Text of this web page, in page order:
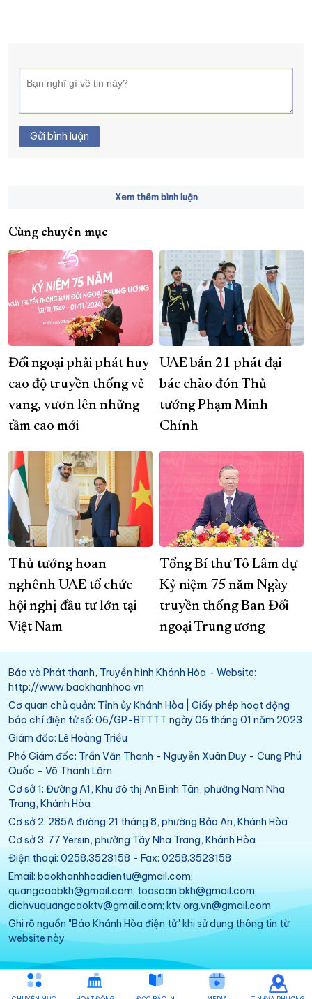
Gửi bình luận
Xem thêm bình luận
Cùng chuyên mục
Đối ngoại phải phát huy
cao độ truyền thống vẻ
vang, vươn lên những
tầm cao mới
UAE bắn 21 phát đại
bác chào đón Thủ
tướng Phạm Minh
Chính
Thủ tướng hoan
nghênh UAE tổ chức
hội nghị đầu tư lớn tại
Việt Nam
Tổng Bí thư Tô Lâm dự
Kỷ niệm 75 năm Ngày
truyền thống Ban Đối
ngoại Trung ương
Báo và Phát thanh, Truyền hình Khánh Hòa - Website:
http://www.baokhanhhoa.vn
Cơ quan chủ quản: Tỉnh ủy Khánh Hòa | Giấy phép hoạt động
báo chí điện tử số: 06/GP-BTTTT ngày 06 tháng 01 năm 2023
Giám đốc: Lê Hoàng Triều
Phó Giám đốc: Trần Văn Thanh - Nguyễn Xuân Duy - Cung Phú
Quốc - Võ Thanh Lâm
Cơ sở 1: Đường A1, Khu đô thị An Bình Tân, phường Nam Nha
Trang, Khánh Hòa
Cơ sở 2: 285A đường 21 tháng 8, phường Bảo An, Khánh Hòa
Cơ sở 3: 77 Yersin, phường Tây Nha Trang, Khánh Hòa
Điện thoại: 0258.3523158 - Fax: 0258.3523158
Email: baokhanhhoadientu@gmail.com;
quangcaobkh@gmail.com; toasoan.bkh@gmail.com;
dichvuquangcaoktv@gmail.com; ktv.org.vn@gmail.com
Ghi rõ nguồn "Báo Khánh Hòa điện tử" khi sử dụng thông tin từ
website này